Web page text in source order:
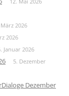
2026
2026
Januar 2026
5. Dezember
Dezember